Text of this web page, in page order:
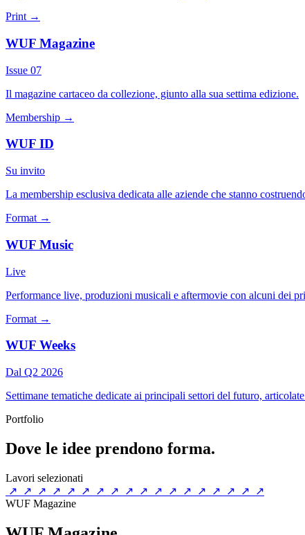
Print →
WUF Magazine
Issue 07
Il magazine cartaceo da collezione, giunto alla sua settima edizione.
Membership →
WUF ID
Su invito
La membership esclusiva dedicata alle aziende che stanno
Format →
WUF Music
Live
Performance live, produzioni musicali e aftermovie con alcuni dei
Format →
WUF Weeks
Dal Q2 2026
Settimane tematiche dedicate ai principali settori del futuro,
Portfolio
Dove le idee prendono forma.
Lavori selezionati
↗
↗ ↗ ↗ ↗ ↗ ↗ ↗ ↗ ↗ ↗ ↗ ↗ ↗ ↗ ↗ ↗
↗
WUF Magazine